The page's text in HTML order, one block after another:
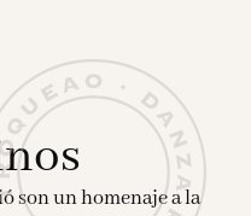
son un homenaje a la